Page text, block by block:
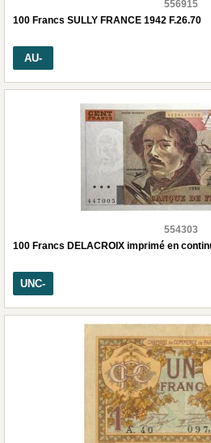
556915
100 Francs SULLY FRANCE 1942 F.26.70
AU-
554303
100 Francs DELACROIX imprimé en
UNC-